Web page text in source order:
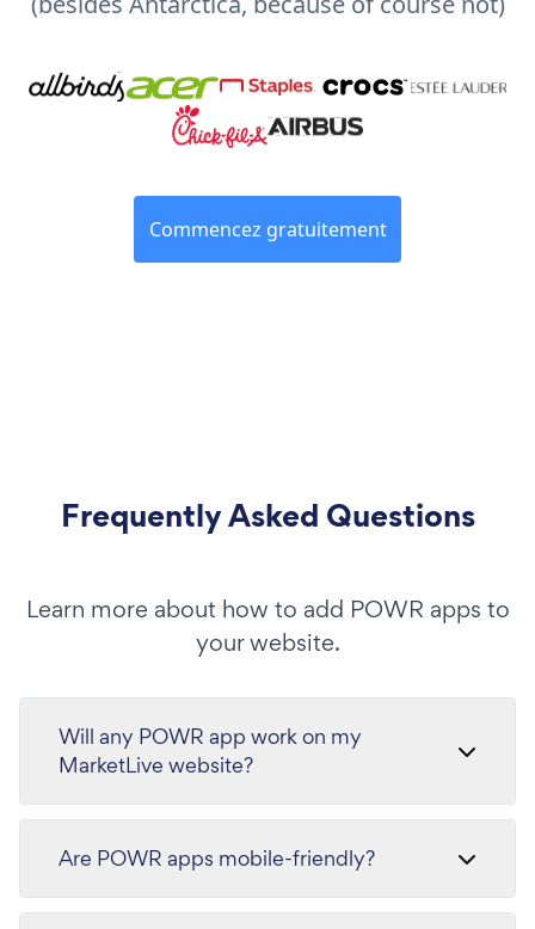
Commencez gratuitement
Frequently Asked Questions
Learn more about how to add POWR apps to
your website.
Will any POWR app work on my
MarketLive website?
Are POWR apps mobile-friendly?